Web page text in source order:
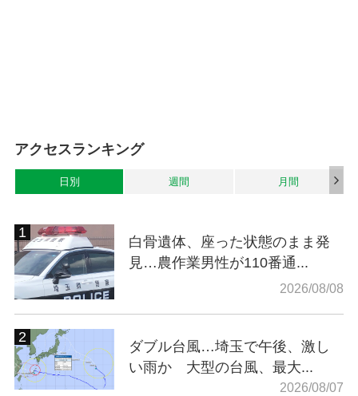
アクセスランキング
日別 週間 月間
白骨遺体、座った状態のまま発
見…農作業男性が110番通...
2026/08/08
ダブル台風…埼玉で午後、激し
い雨か 大型の台風、最大...
2026/08/07